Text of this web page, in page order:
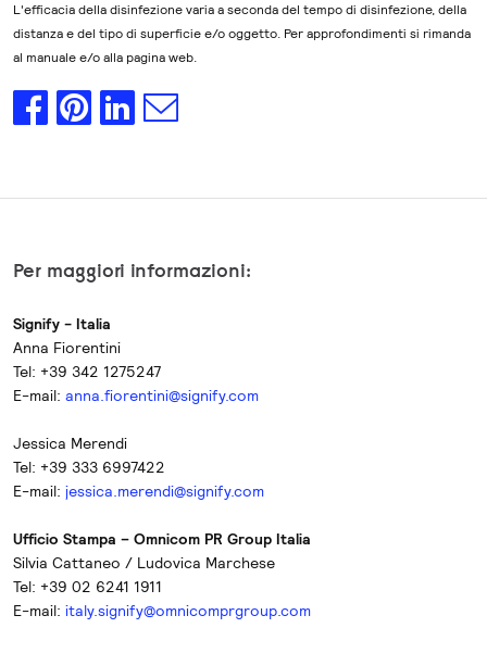
L'efficacia della disinfezione varia a seconda del tempo di disinfezione, della
distanza e del tipo di superficie e/o oggetto. Per approfondimenti si rimanda
al manuale e/o alla pagina web.
Per maggiori informazioni:
Signify - Italia
Anna Fiorentini
Tel: +39 342 1275247
E-mail: anna.fiorentini@signify.com
Jessica Merendi
Tel: +39 333 6997422
E-mail: jessica.merendi@signify.com
Ufficio Stampa – Omnicom PR Group Italia
Silvia Cattaneo / Ludovica Marchese
Tel: +39 02 6241 1911
E-mail: italy.signify@omnicomprgroup.com